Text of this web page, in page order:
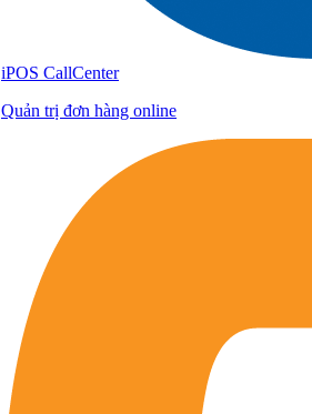
iPOS CallCenter
Quản trị đơn hàng online